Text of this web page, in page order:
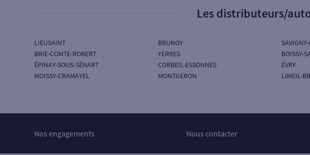
Les distributeurs/
LIEUSAINT
BRIE-COMTE-ROBERT
ÉPINAY-SOUS-SÉNART
MOISSY-CRAMAYEL
BRUNOY
YERRES
CORBEIL-ESSONNES
MONTGERON
BOISSY-
ÉVRY
LIMEIL-
Nos engagements Nous contacter